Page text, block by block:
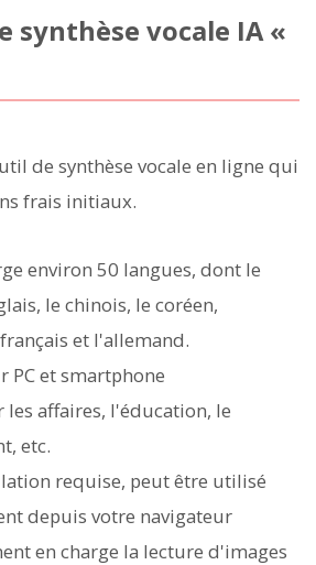
synthèse vocale IA «
de synthèse vocale en ligne qui
frais initiaux.
environ 50 langues, dont le
le chinois, le coréen,
et l'allemand.
PC et smartphone
les affaires, l'éducation, le
etc.
requise, peut être utilisé
depuis votre navigateur
en charge la lecture d'images